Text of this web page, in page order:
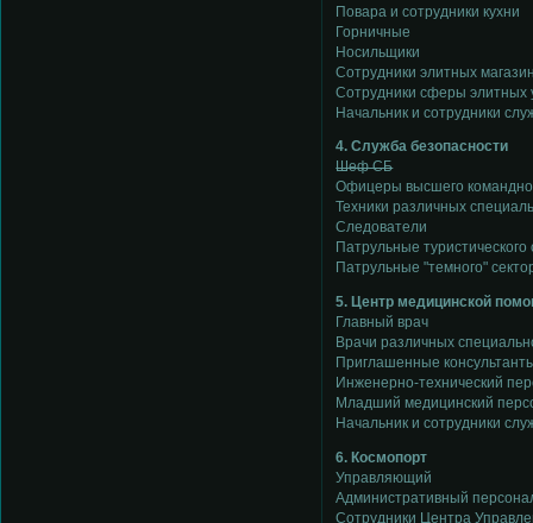
Повара и сотрудники кухни
Горничные
Носильщики
Сотрудники элитных
Сотрудники сферы элитных
Начальник и сотрудники
4. Служба безопасности
Шеф СБ
Офицеры высшего
Техники различных
Следователи
Патрульные туристического
Патрульные "темного"
5. Центр медицинской
Главный врач
Врачи различных
Приглашенные
Инженерно-технический
Младший медицинский
Начальник и сотрудники
6. Космопорт
Управляющий
Административный
Сотрудники Центра